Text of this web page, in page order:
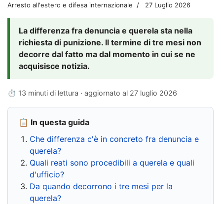
Arresto all'estero e difesa internazionale 27 Luglio 2026
La differenza fra denuncia e querela sta nella
richiesta di punizione. Il termine di tre mesi non
decorre dal fatto ma dal momento in cui se ne
acquisisce notizia.
⏱ 13 minuti di lettura · aggiornato al 27 luglio 2026
📋 In questa guida
Che differenza c'è in concreto fra denuncia e
querela?
Quali reati sono procedibili a querela e quali
d'ufficio?
Da quando decorrono i tre mesi per la
querela?